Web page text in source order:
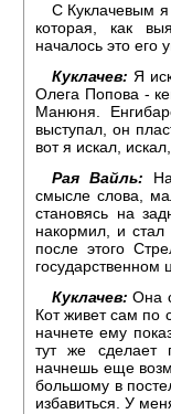
С Куклачевым я
которая, как
началось это его
Куклачев: Я
Олега Попова -
Манюня.
выступал, он
вот я искал,
Рая Вайль:
смысле слова,
становясь на
накормил, и
после этого
государственном
Куклачев: Она
Кот живет сам по
начнете ему
тут же сделает
начнешь еще
большому в
избавиться. У